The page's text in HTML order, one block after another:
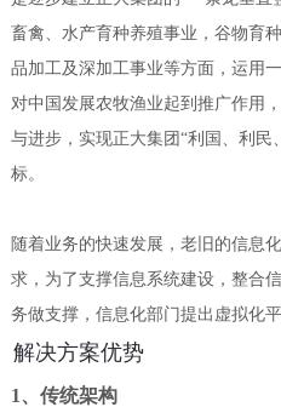
畜禽、水产育种养殖事业，谷物育
品加工及深加工事业等方面，运用
对中国发展农牧渔业起到推广作用
与进步，实现正大集团“利国、利民
标。
随着业务的快速发展，老旧的信息
求，为了支撑信息系统建设，整合
务做支撑，信息化部门提出虚拟化
解决方案优势
1、传统架构